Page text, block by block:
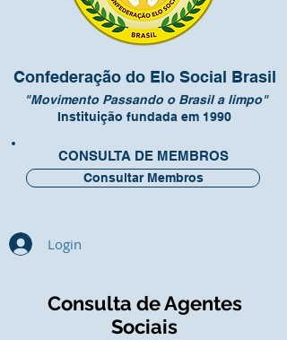
Confederação do Elo Social Brasil
"Movimento Passando o Brasil a limpo"
Instituição fundada em 1990
CONSULTA DE MEMBROS
Consultar Membros
Login
Consulta de Agentes
Sociais